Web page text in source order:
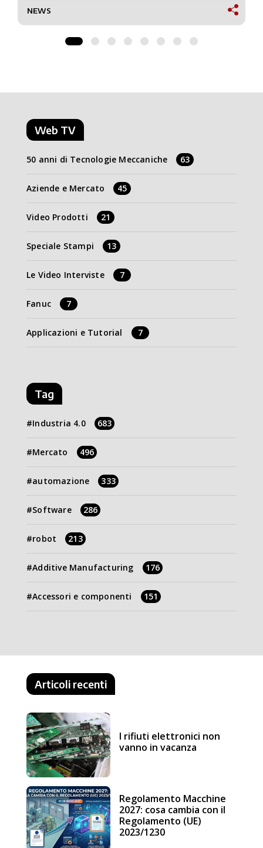
NEWS
Web TV
50 anni di Tecnologie Meccaniche 63
Aziende e Mercato 45
Video Prodotti 21
Speciale Stampi 13
Le Video Interviste 7
Fanuc 7
Applicazioni e Tutorial 7
Tag
Industria 4.0 683
Mercato 496
automazione 333
Software 286
robot 213
Additive Manufacturing 176
Accessori e componenti 151
Articoli recenti
I rifiuti elettronici non
vanno in vacanza
Regolamento Macchine
2027: cosa cambia con il
Regolamento (UE)
2023/1230